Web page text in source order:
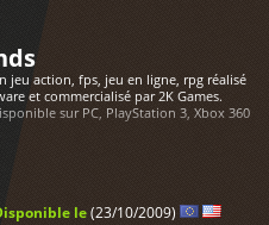
jeu action, fps, jeu en ligne, rpg réalisé
et commercialisé par 2K Games.
sur PC, PlayStation 3, Xbox 360
LIRE PLUS
le(23/10/2009)